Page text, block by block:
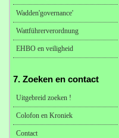
Wadden'governance'
Wattführerverordnung
EHBO en veiligheid
7. Zoeken en contact
Uitgebreid zoeken !
Colofon en Kroniek
Contact